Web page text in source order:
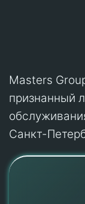
Masters
признанный
Санкт-